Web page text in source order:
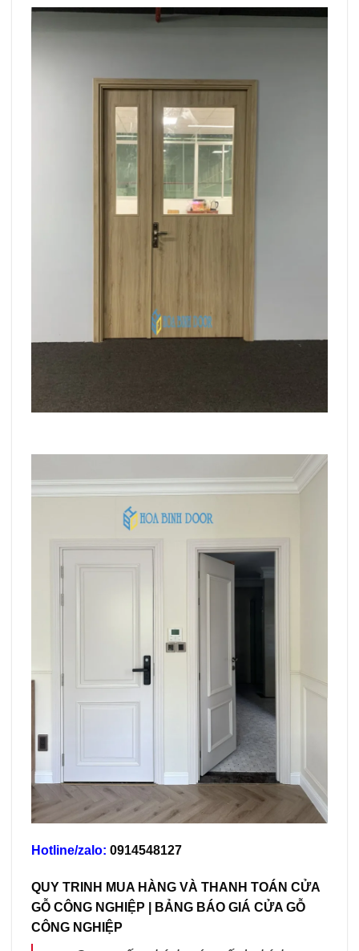
Hotline/zalo: 0914548127
QUY TRINH MUA HÀNG VÀ THANH TOÁN CỬA
GỖ CÔNG NGHIỆP | BẢNG BÁO GIÁ CỬA GỖ
CÔNG NGHIỆP